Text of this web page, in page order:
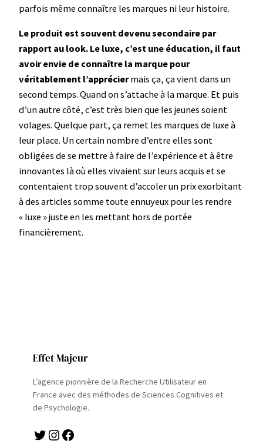
parfois même connaître les marques ni leur histoire.
Le produit est souvent devenu secondaire par
rapport au look. Le luxe, c’est une éducation, il faut
avoir envie de connaître la marque pour
véritablement l’appréciermais ça, ça vient dans un
second temps. Quand on s’attache à la marque. Et puis
d’un autre côté, c’est très bien que les jeunes soient
volages. Quelque part, ça remet les marques de luxe à
leur place. Un certain nombre d’entre elles sont
obligées de se mettre à faire de l’expérience et à être
innovantes là où elles vivaient sur leurs acquis et se
contentaient trop souvent d’accoler un prix exorbitant
à des articles somme toute ennuyeux pour les rendre
« luxe » juste en les mettant hors de portée
financièrement.
Effet Majeur
L’agence pionnière de la Recherche Utilisateur en
France avec des méthodes de Sciences Cognitives et
de Psychologie.
Twitter Instagram Facebook